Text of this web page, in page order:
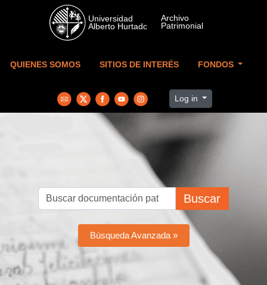
Skip to main content
QUIENES SOMOS SITIOS DE INTERÉS FONDOS
Log in
Buscar
Búsqueda Avanzada »